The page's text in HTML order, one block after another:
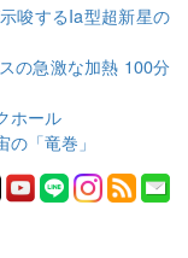
唆するIa型超新星の
の急激な加熱 100分
ホール
「竜巻」